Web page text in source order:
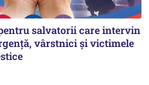
salvatorii care intervin
vârstnici și victimele